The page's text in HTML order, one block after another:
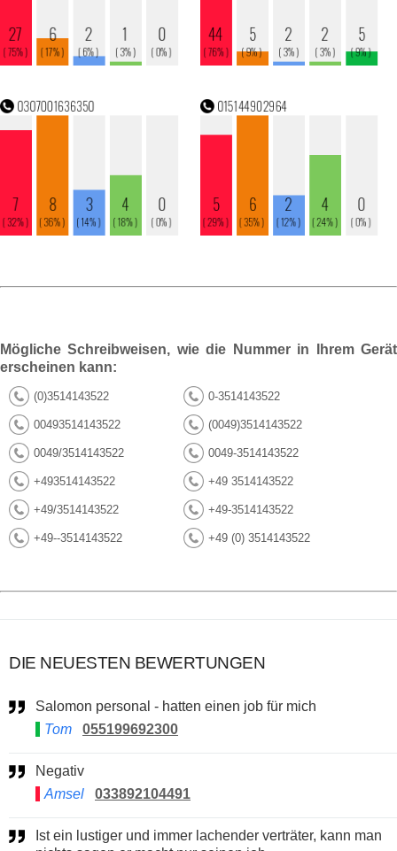
Mögliche Schreibweisen, wie die Nummer in Ihrem Gerät
erscheinen kann:
(0)3514143522 0-3514143522
00493514143522 (0049)3514143522
0049/3514143522 0049-3514143522
+493514143522 +49 3514143522
+49/3514143522 +49-3514143522
+49--3514143522 +49 (0) 3514143522
DIE NEUESTEN BEWERTUNGEN
Salomon personal - hatten einen job für mich
Tom
055199692300
Negativ
Amsel
033892104491